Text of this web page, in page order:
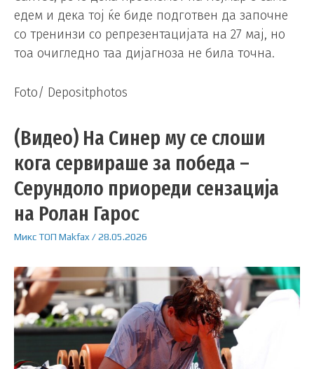
едем и дека тој ќе биде подготвен да започне
со тренинзи со репрезентацијата на 27 мај, но
тоа очигледно таа дијагноза не била точна.
Foto/ Depositphotos
(Видео) На Синер му се слоши
кога сервираше за победа –
Серундоло приореди сензација
на Ролан Гарос
МиксТОП Makfax /28.05.2026